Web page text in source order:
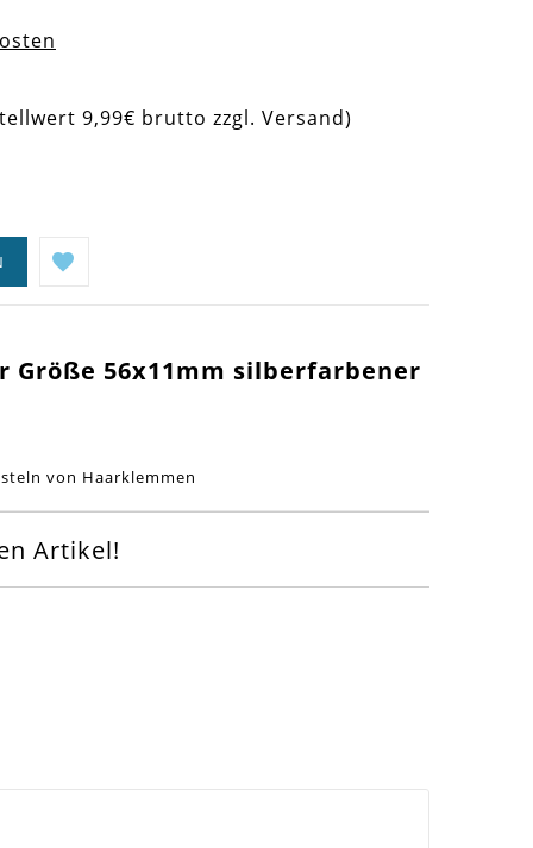
9,99€ brutto zzgl. Versand)
56x11mm silberfarbener
von Haarklemmen
Artikel!